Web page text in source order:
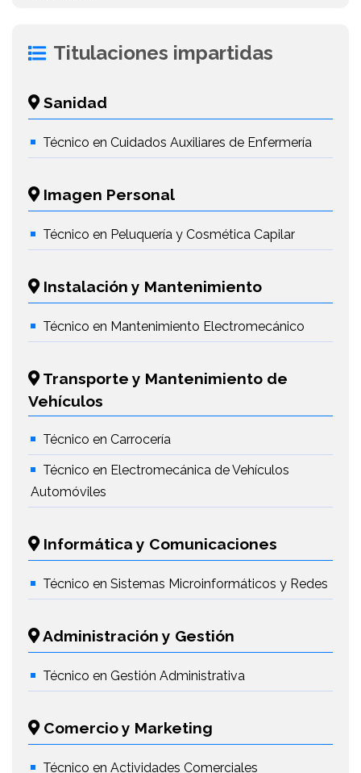
Titulaciones impartidas
Sanidad
Técnico en Cuidados Auxiliares de Enfermería
Imagen Personal
Técnico en Peluquería y Cosmética Capilar
Instalación y Mantenimiento
Técnico en Mantenimiento Electromecánico
Transporte y Mantenimiento de
Vehículos
Técnico en Carrocería
Técnico en Electromecánica de Vehículos
Automóviles
Informática y Comunicaciones
Técnico en Sistemas Microinformáticos y Redes
Administración y Gestión
Técnico en Gestión Administrativa
Comercio y Marketing
Técnico en Actividades Comerciales